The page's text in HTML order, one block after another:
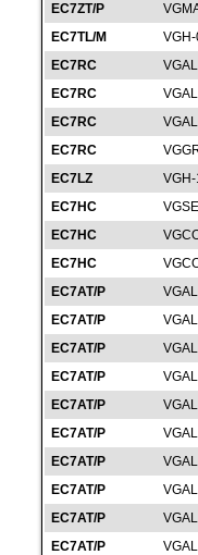
EC7ZT/P
EC7TL/M
EC7RC
EC7RC
EC7RC
EC7RC
EC7LZ
EC7HC
EC7HC
EC7HC
EC7AT/P
EC7AT/P
EC7AT/P
EC7AT/P
EC7AT/P
EC7AT/P
EC7AT/P
EC7AT/P
EC7AT/P
EC7AT/P